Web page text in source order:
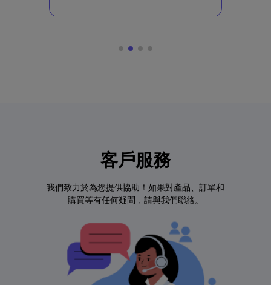
客戶服務
我們致力於為您提供協助！如果對產品、訂單和
購買等有任何疑問，請與我們聯絡。